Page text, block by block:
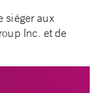
siéger aux
Inc. et de